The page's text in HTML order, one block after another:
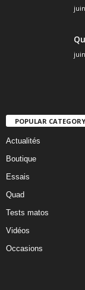
POPULAR CATEGORY
Actualités
Boutique
Essais
Quad
Tests matos
Vidéos
Occasions